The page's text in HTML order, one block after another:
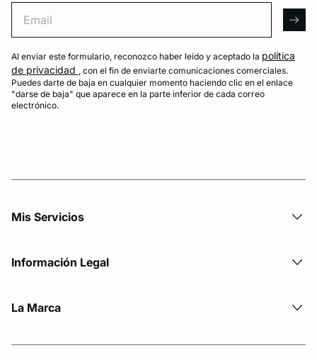
Al enviar este formulario, reconozco haber leído y aceptado la política
de privacidad , con el fin de enviarte comunicaciones comerciales.
Puedes darte de baja en cualquier momento haciendo clic en el enlace
"darse de baja" que aparece en la parte inferior de cada correo
electrónico.
Mis Servicios
Información Legal
La Marca